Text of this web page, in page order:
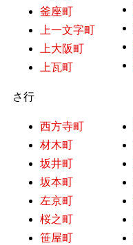
釜座町
上一文字町
上大阪町
上瓦町
さ行
西方寺町
材木町
坂井町
坂本町
左京町
桜之町
笹屋町